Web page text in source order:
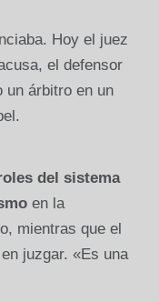
Hoy el juez
el defensor
un árbitro en un
del sistema
en la
mientras que el
juzgar. «Es una